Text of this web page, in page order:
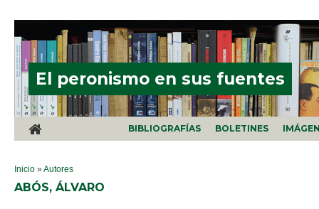
El peronismo en sus fuentes
BIBLIOGRAFÍAS BOLETINES
SE ENCUENTRA USTED AQUÍ
Inicio »Autores
ABÓS, ÁLVARO